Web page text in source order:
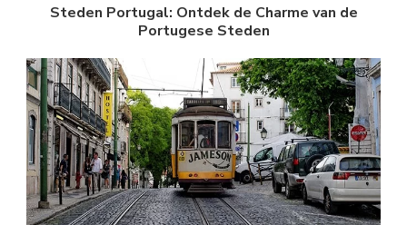
Steden Portugal: Ontdek de Charme van de
Portugese Steden